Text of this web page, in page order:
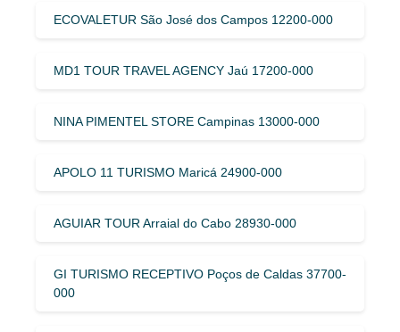
ECOVALETUR São José dos Campos 12200-000
MD1 TOUR TRAVEL AGENCY Jaú 17200-000
NINA PIMENTEL STORE Campinas 13000-000
APOLO 11 TURISMO Maricá 24900-000
AGUIAR TOUR Arraial do Cabo 28930-000
GI TURISMO RECEPTIVO Poços de Caldas 37700-
000